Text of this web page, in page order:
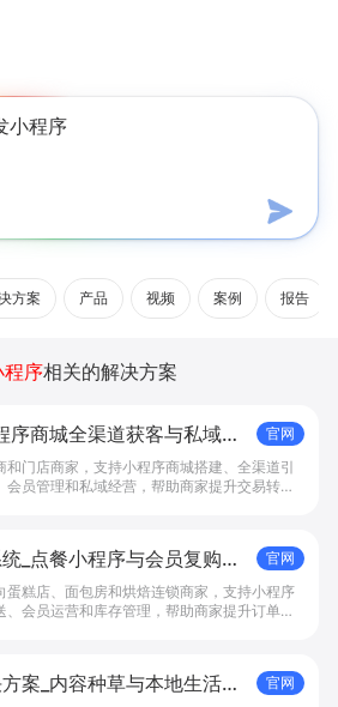
方案 产品 视频 案例 报告
序相关的解决方案
序商城全渠道获客与私域复
找有赞
官网
门店商家，支持小程序商城搭建、全渠道引
员管理和私域经营，帮助商家提升交易转化
_点餐小程序与会员复购工
赞
官网
蛋糕店、面包房和烘焙连锁商家，支持小程序
会员运营和库存管理，帮助商家提升订单转
案_内容种草与本地生活转
官网